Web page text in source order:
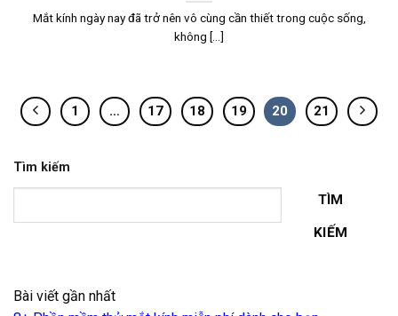
Mắt kính ngày nay đã trở nên vô cùng cần thiết trong cuộc sống,
không [...]
1 … 17 18 19 20 21
Tìm kiếm
TÌM
KIẾM
Bài viết gần nhất